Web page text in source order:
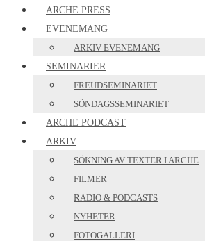
ARCHE PRESS
EVENEMANG
ARKIV EVENEMANG
SEMINARIER
FREUDSEMINARIET
SÖNDAGSSEMINARIET
ARCHE PODCAST
ARKIV
SÖKNING AV TEXTER I ARCHE
FILMER
RADIO & PODCASTS
NYHETER
FOTOGALLERI